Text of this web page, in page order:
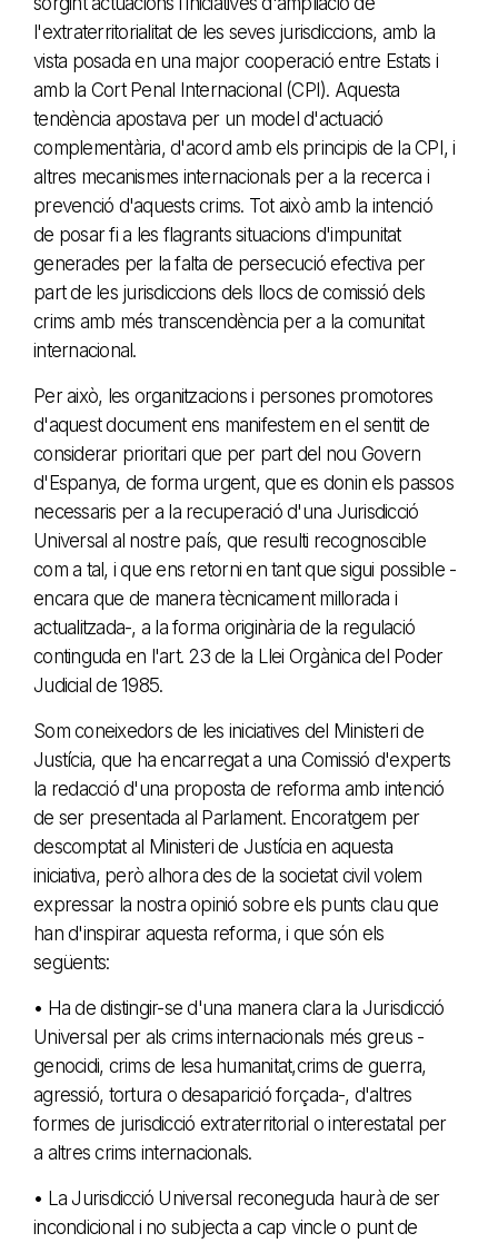
l'extraterritorialitat de les seves jurisdiccions, amb la
vista posada en una major cooperació entre Estats i
amb la Cort Penal Internacional (CPI). Aquesta
tendència apostava per un model d'actuació
complementària, d'acord amb els principis de la CPI, i
altres mecanismes internacionals per a la recerca i
prevenció d'aquests crims. Tot això amb la intenció
de posar fi a les flagrants situacions d'impunitat
generades per la falta de persecució efectiva per
part de les jurisdiccions dels llocs de comissió dels
crims amb més transcendència per a la comunitat
internacional.
Per això, les organitzacions i persones promotores
d'aquest document ens manifestem en el sentit de
considerar prioritari que per part del nou Govern
d'Espanya, de forma urgent, que es donin els passos
necessaris per a la recuperació d'una Jurisdicció
Universal al nostre país, que resulti recognoscible
com a tal, i que ens retorni en tant que sigui possible -
encara que de manera tècnicament millorada i
actualitzada-, a la forma originària de la regulació
continguda en l'art. 23 de la Llei Orgànica del Poder
Judicial de 1985.
Som coneixedors de les iniciatives del Ministeri de
Justícia, que ha encarregat a una Comissió d'experts
la redacció d'una proposta de reforma amb intenció
de ser presentada al Parlament. Encoratgem per
descomptat al Ministeri de Justícia en aquesta
iniciativa, però alhora des de la societat civil volem
expressar la nostra opinió sobre els punts clau que
han d'inspirar aquesta reforma, i que són els
següents:
• Ha de distingir-se d'una manera clara la Jurisdicció
Universal per als crims internacionals més greus -
genocidi, crims de lesa humanitat,crims de guerra,
agressió, tortura o desaparició forçada-, d'altres
formes de jurisdicció extraterritorial o interestatal per
a altres crims internacionals.
• La Jurisdicció Universal reconeguda haurà de ser
incondicional i no subjecta a cap vincle o punt de